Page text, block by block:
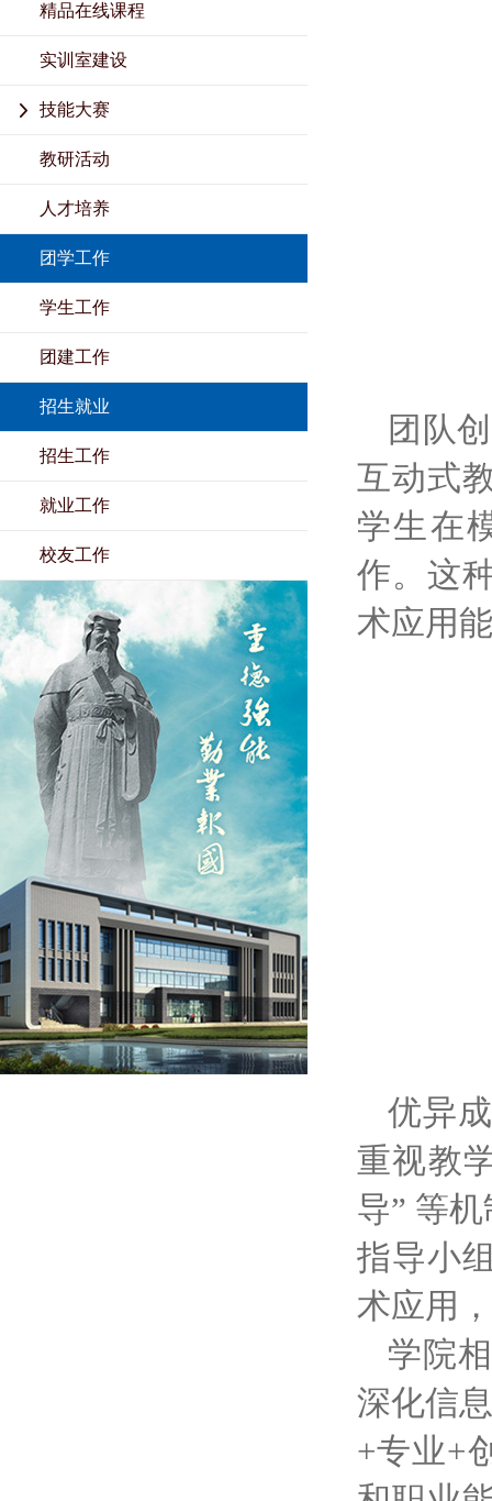
精品在线课程
实训室建设
技能大赛
教研活动
人才培养
团学工作
学生工作
团建工作
招生就业
招生工作
就业工作
校友工作
团队
互动式
学生在
作。这
术应用
优异
重视教
导” 等
指导小
术应用
学院
深化信
+专业+